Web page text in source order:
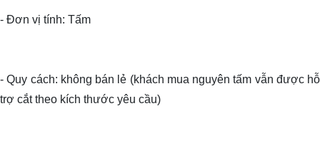
- Đơn vị tính: Tấm
- Quy cách: không bán lẻ (khách mua nguyên tấm vẫn được hỗ
trợ cắt theo kích thước yêu cầu)